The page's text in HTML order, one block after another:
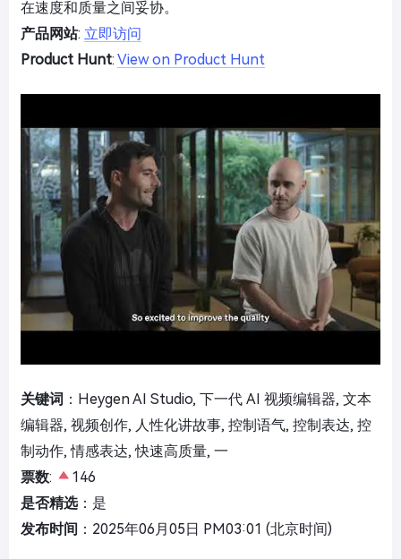
在速度和质量之间妥协。
产品网站: 立即访问
Product Hunt: View on Product Hunt
关键词 ：Heygen AI Studio, 下一代 AI 视频编辑器, 文本
编辑器, 视频创作, 人性化讲故事, 控制语气, 控制表达, 控
制动作, 情感表达, 快速高质量, 一
票数:
146
是否精选：是
发布时间 ：2025年06月05日 PM03:01 (北京时间)